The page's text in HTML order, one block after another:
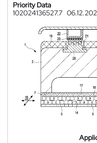
Priority Data
102024136527.7